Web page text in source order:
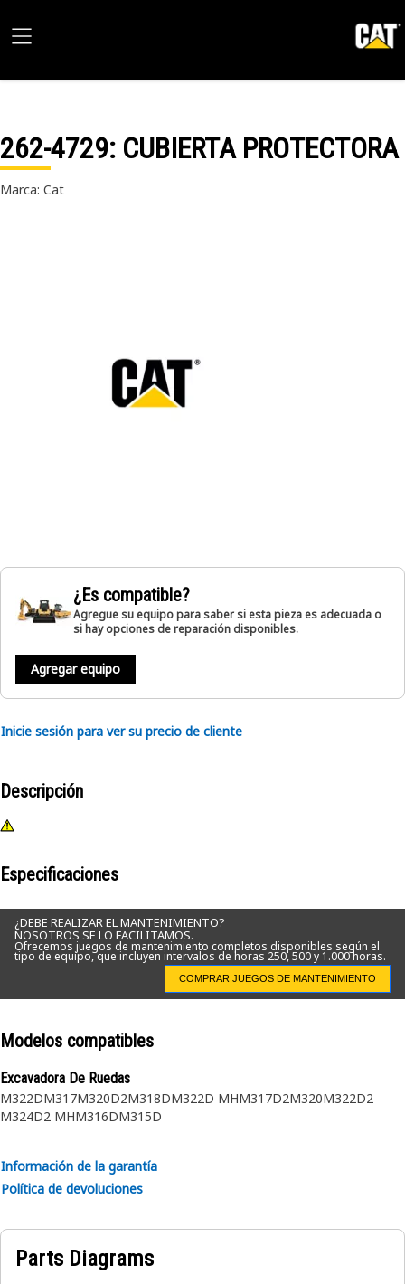
262-4729: CUBIERTA PROTECTORA
Marca: Cat
¿Es compatible?
Agregue su equipo para saber si esta pieza es adecuada o
si hay opciones de reparación disponibles.
Agregar equipo
Inicie sesión para ver su precio de cliente
Descripción
Especificaciones
¿DEBE REALIZAR EL MANTENIMIENTO?
NOSOTROS SE LO FACILITAMOS.
Ofrecemos juegos de mantenimiento completos disponibles según el
tipo de equipo, que incluyen intervalos de horas 250, 500 y 1.000 horas.
COMPRAR JUEGOS DE MANTENIMIENTO
Modelos compatibles
Excavadora De Ruedas
M322DM317M320D2M318DM322D MHM317D2M320M322D2
M324D2 MHM316DM315D
Información de la garantía
Política de devoluciones
Parts Diagrams